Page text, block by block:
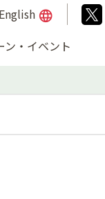
ン・イベント
English language